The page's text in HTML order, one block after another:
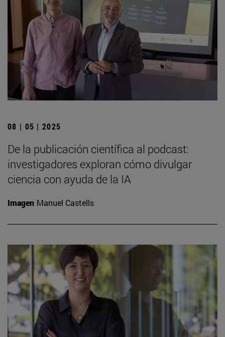
08 | 05 | 2025
De la publicación científica al podcast:
investigadores exploran cómo divulgar
ciencia con ayuda de la IA
Imagen Manuel Castells